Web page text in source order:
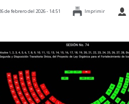
de febrero del 2026 - 14:51 Imprimir